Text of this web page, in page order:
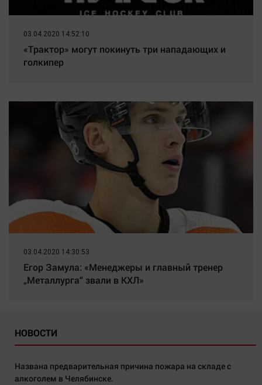
03.04.2020 14:52:10
«Трактор» могут покинуть три нападающих и
голкипер
03.04.2020 14:30:53
Егор Замула: «Менеджеры и главный тренер
„Металлурга“ звали в КХЛ»
НОВОСТИ
Названа предварительная причина пожара на складе с
алкоголем в Челябинске.